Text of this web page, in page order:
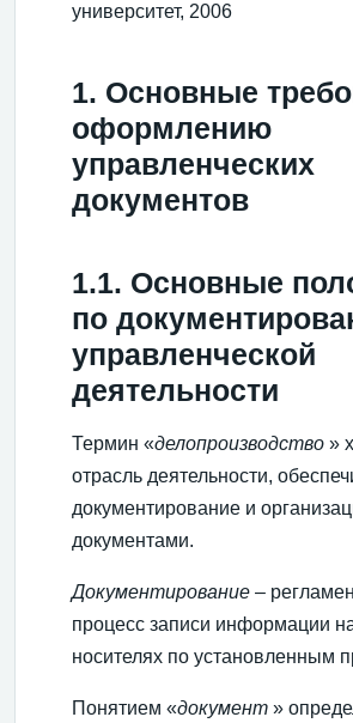
университет, 2006
1. Основные
оформлению
управленческих
документов
1.1. Основные
по
управленческой
деятельности
Термин «делопроизводство »
отрасль деятельности,
документирование и
документами.
Документирование –
процесс записи информации
носителях по установленным
Понятием «документ »